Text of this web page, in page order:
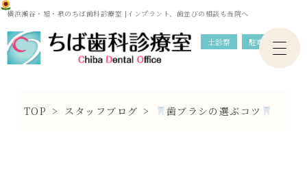
横浜瀬谷・旭・泉のちば歯科診療室 |インプラント、歯並びの相談も当院へ
土診察 駐車場
TOP > スタッフブログ > 歯ブラシの選ぶコツ